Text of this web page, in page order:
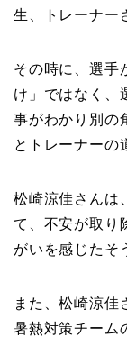
生、トレーナー
その時に、選手
け」ではなく、
事がわかり別の
とトレーナーの
松崎涼佳さんは
て、不安が取り
がいを感じたそ
また、松崎涼佳
暑熱対策チーム